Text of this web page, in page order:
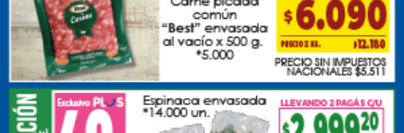
Domingo, 07 de Septiembre de 2025 . 00:00 Hs.
Les deseamos un lindo domingo para tod@s, qué la